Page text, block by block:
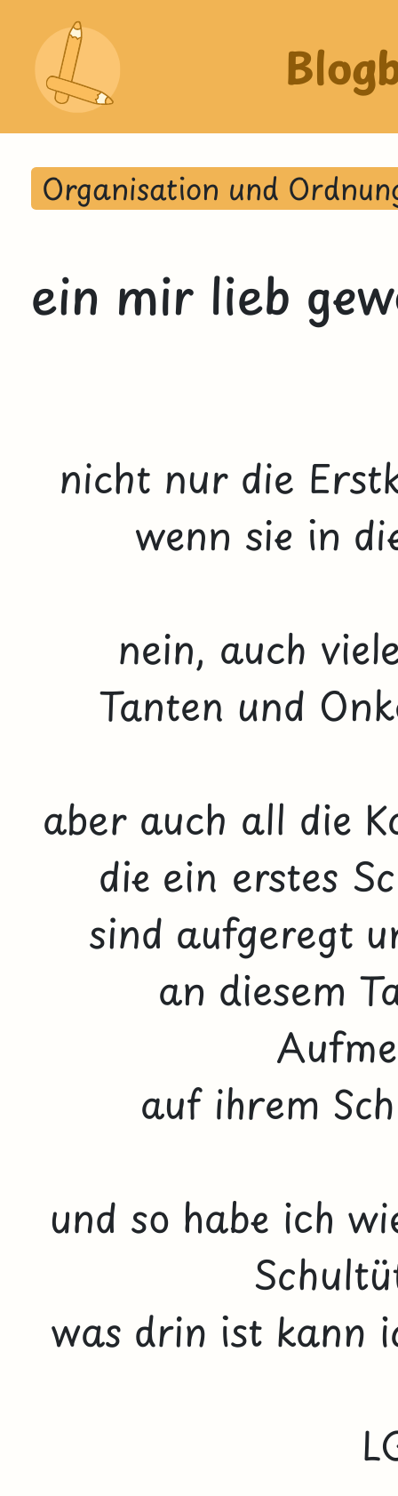
Organisation und
ein mir lieb
nicht nur die
wenn sie in
nein, auch
Tanten und
aber auch all die
die ein erstes
sind aufgeregt
an diesem
auf ihrem
und so habe ich
was drin ist kann